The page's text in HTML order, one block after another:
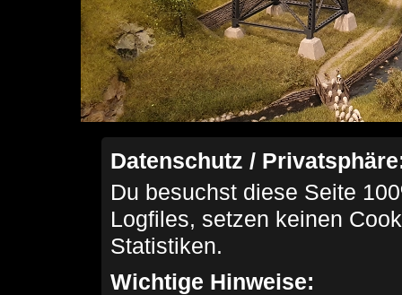
Datenschutz /
Du besuchst diese Seite
Logfiles, setzen keinen
Statistiken.
Wichtige Hinweise: